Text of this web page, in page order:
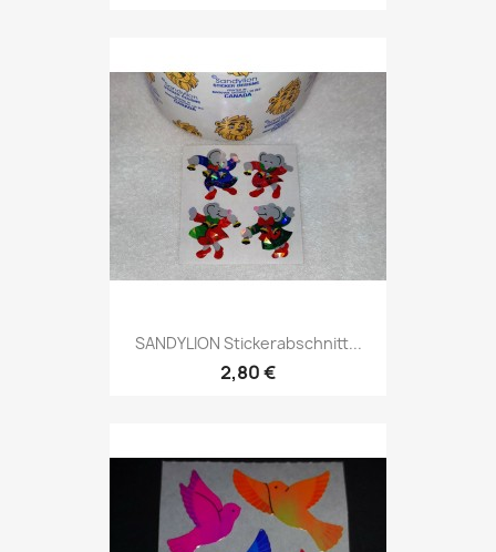
SANDYLION Stickerabschnitt...
2,80 €